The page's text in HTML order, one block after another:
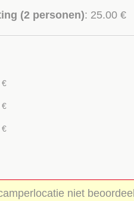
(2 personen): 25.00 €
niet